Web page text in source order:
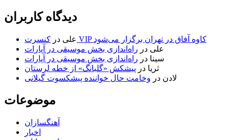
دیدگاه کاربران
علی در
کنسرت VIP کاوه آفاق در تهران برگزار می‌شود
علی در راه‌اندازی بخش موسیقی در آپارات
سینا در راه‌اندازی بخش موسیقی در آپارات
ثریا در پیشکش «گلبانگ» از خطه لرستان
لادن در وخامت حال خواننده پیشکسوت گیلانی
موضوعات
آهنگسازان
اخبار